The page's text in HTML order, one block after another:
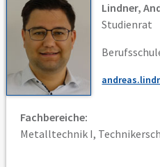
Lindner,
Studienrat
Fachbereiche:
Metalltechnik I,